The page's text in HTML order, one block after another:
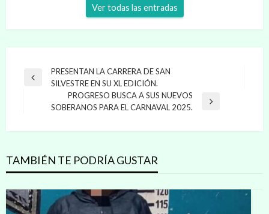
Ver todas las entradas
Navegación
entradas
Entrada
PRESENTAN LA CARRERA DE SAN
SILVESTRE EN SU XL EDICIÓN.
Entrada
PROGRESO BUSCA A SUS NUEVOS
SOBERANOS PARA EL CARNAVAL 2025.
TAMBIÉN TE PODRÍA GUSTAR